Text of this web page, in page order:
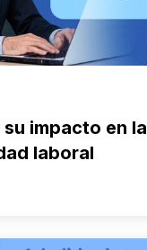
impacto en la
laboral